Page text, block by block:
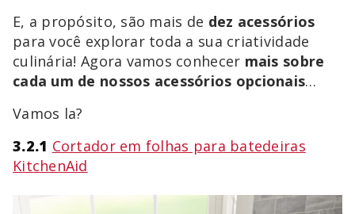
E, a propósito, são mais de dez acessórios
para você explorar toda a sua criatividade
culinária! Agora vamos conhecer mais sobre
cada um de nossos acessórios opcionais…
Vamos la?
3.2.1 Cortador em folhas para batedeiras
KitchenAid